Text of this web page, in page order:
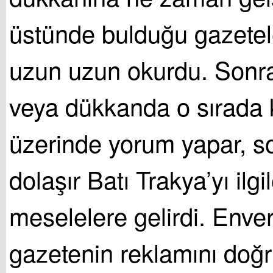
üstünde bulduğu
uzun uzun okurdu.
veya dükkanda o
üzerinde yorum yapar,
dolaşır Batı Trakya’yı
meselelere gelirdi.
gazetenin reklamını